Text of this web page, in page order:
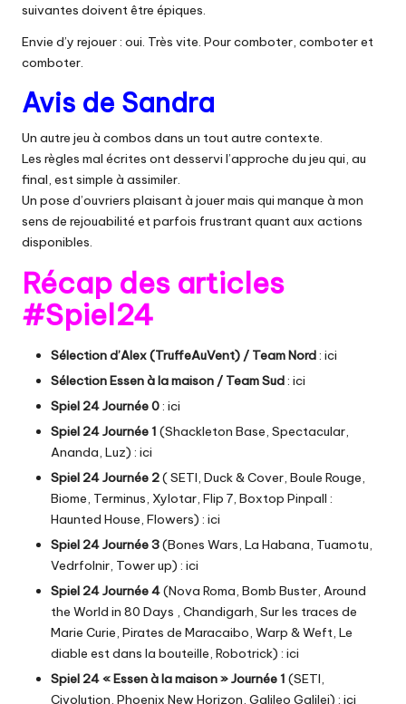
suivantes doivent être épiques.
Envie d’y rejouer : oui. Très vite. Pour comboter, comboter et
comboter.
Avis de Sandra
Un autre jeu à combos dans un tout autre contexte.
Les règles mal écrites ont desservi l’approche du jeu qui, au
final, est simple à assimiler.
Un pose d’ouvriers plaisant à jouer mais qui manque à mon
sens de rejouabilité et parfois frustrant quant aux actions
disponibles.
Récap des articles
#Spiel24
Sélection d’Alex (TruffeAuVent) / Team Nord: ici
Sélection Essen à la maison / Team Sud: ici
Spiel 24 Journée 0: ici
Spiel 24 Journée 1 (Shackleton Base, Spectacular,
Ananda, Luz) : ici
Spiel 24 Journée 2( SETI, Duck & Cover, Boule Rouge,
Biome, Terminus, Xylotar, Flip 7, Boxtop Pinpall :
Haunted House, Flowers) : ici
Spiel 24 Journée 3(Bones Wars, La Habana, Tuamotu,
Vedrfolnir, Tower up) : ici
Spiel 24 Journée 4(Nova Roma, Bomb Buster, Around
the World in 80 Days , Chandigarh, Sur les traces de
Marie Curie, Pirates de Maracaibo, Warp & Weft, Le
diable est dans la bouteille, Robotrick) : ici
Spiel 24 « Essen à la maison » Journée 1 (SETI,
Civolution, Phoenix New Horizon, Galileo Galilei) : ici